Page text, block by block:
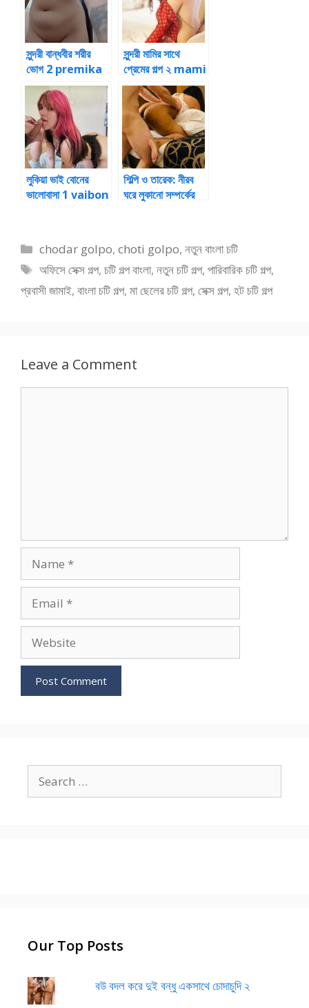
সুন্দরী বান্ধবীর শরীর
ভোগ 2 premika
chotie golpo
সুন্দরী মামির সাথে
প্রেমের গল্প ২ mami
chotie golpo
লুকিয়া ভাই বোনের
ভালোবাসা 1 vaibon
শিল্পি ও তারেক: নীরব
ঘরে লুকানো সম্পর্কের
Categories
chodar golpo,choti golpo,নতুন বাংলা চটি
Tags
অফিসে সেক্স গল্প,চটি গল্প বাংলা,নতুন চটি গল্প,পারিবারিক চটি গল্প,
প্রবাসী জামাই, বাংলা চটি গল্প, মা ছেলের চটি গল্প, সেক্স গল্প, হট চটি গল্প
Leave a Comment
for:
Our Top Posts
বউ বদল করে দুই বন্ধু একসাথে চোদাচুদি ২